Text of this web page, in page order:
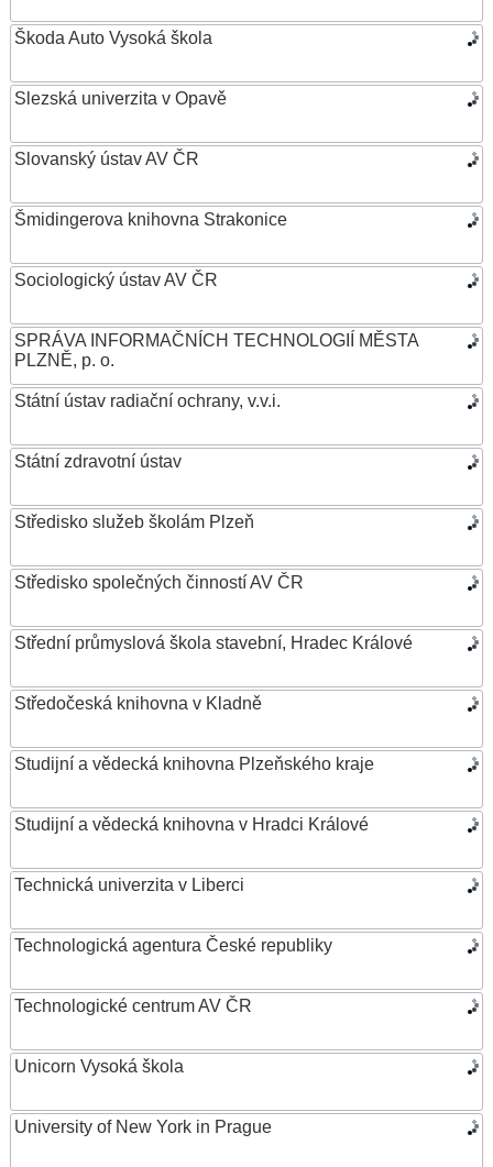
Škoda Auto Vysoká škola
Slezská univerzita v Opavě
Slovanský ústav AV ČR
Šmidingerova knihovna Strakonice
Sociologický ústav AV ČR
SPRÁVA INFORMAČNÍCH TECHNOLOGIÍ MĚSTA
PLZNĚ, p. o.
Státní ústav radiační ochrany, v.v.i.
Státní zdravotní ústav
Středisko služeb školám Plzeň
Středisko společných činností AV ČR
Střední průmyslová škola stavební, Hradec Králové
Středočeská knihovna v Kladně
Studijní a vědecká knihovna Plzeňského kraje
Studijní a vědecká knihovna v Hradci Králové
Technická univerzita v Liberci
Technologická agentura České republiky
Technologické centrum AV ČR
Unicorn Vysoká škola
University of New York in Prague